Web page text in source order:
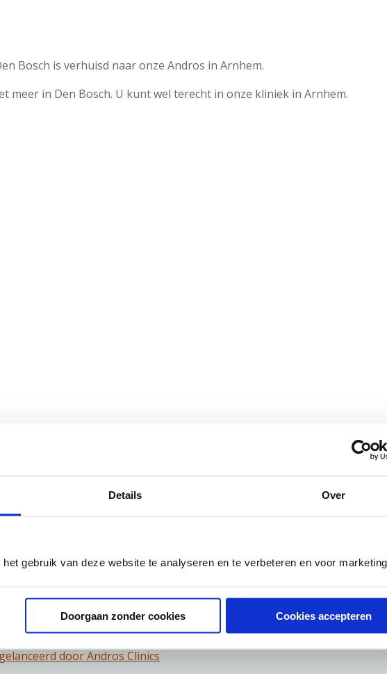
Details Over
gebruik van deze website te analyseren en te verbeteren en voor
Doorgaan zonder cookies Cookies accepteren
Bosch is verhuisd naar onze Andros in Arnhem.
meer in Den Bosch. U kunt wel terecht in onze kliniek in Arnhem.
Meer artikelen hierover:
mogelijk testosteronbehandeling, maar arts ziet gevaarlijke bijwerking
bij Andros Clinics
door Andros Clinics